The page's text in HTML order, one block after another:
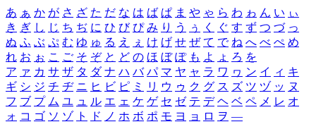
あ ぁ か が さ ざ た だ な は ば ぱ ま や ゃ ら わ ゎ ん い ぃ
き ぎ し じ ち ぢ に ひ び ぴ み り う ぅ く ぐ す ず つ づ っ
ぬ ふ ぶ ぷ む ゆ ゅ る え ぇ け げ せ ぜ て で ね へ べ ぺ め
れ お ぉ こ ご そ ぞ と ど の ほ ぼ ぽ も よ ょ ろ を
ア ァ カ サ ザ タ ダ ナ ハ バ パ マ ヤ ャ ラ ワ ヮ ン イ ィ キ
ギ シ ジ チ ヂ ニ ヒ ビ ピ ミ リ ウ ゥ ク グ ス ズ ツ ヅ ッ ヌ
フ ブ プ ム ユ ュ ル エ ェ ケ ゲ セ ゼ テ デ ヘ ベ ペ メ レ オ
ォ コ ゴ ソ ゾ ト ド ノ ホ ボ ポ モ ヨ ョ ロ ヲ ―